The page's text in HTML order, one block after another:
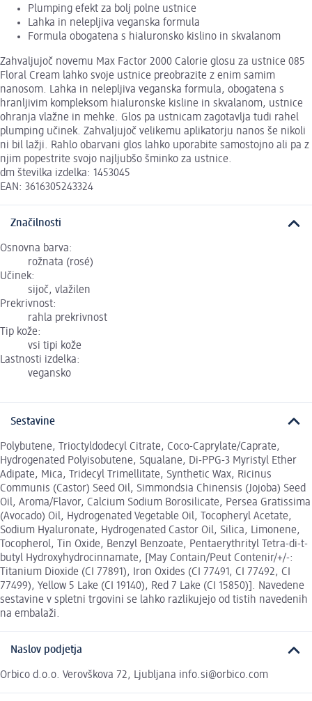
Plumping efekt za bolj polne ustnice
Lahka in nelepljiva veganska formula
Formula obogatena s hialuronsko kislino in skvalanom
Zahvaljujoč novemu Max Factor 2000 Calorie glosu za ustnice 085
Floral Cream lahko svoje ustnice preobrazite z enim samim
nanosom. Lahka in nelepljiva veganska formula, obogatena s
hranljivim kompleksom hialuronske kisline in skvalanom, ustnice
ohranja vlažne in mehke. Glos pa ustnicam zagotavlja tudi rahel
plumping učinek. Zahvaljujoč velikemu aplikatorju nanos še nikoli
ni bil lažji. Rahlo obarvani glos lahko uporabite samostojno ali pa z
njim popestrite svojo najljubšo šminko za ustnice.
dm številka izdelka: 1453045
EAN: 3616305243324
Značilnosti
Osnovna barva:
rožnata (rosé)
Učinek:
sijoč, vlažilen
Prekrivnost:
rahla prekrivnost
Tip kože:
vsi tipi kože
Lastnosti izdelka:
vegansko
Sestavine
Polybutene, Trioctyldodecyl Citrate, Coco-Caprylate/Caprate,
Hydrogenated Polyisobutene, Squalane, Di-PPG-3 Myristyl Ether
Adipate, Mica, Tridecyl Trimellitate, Synthetic Wax, Ricinus
Communis (Castor) Seed Oil, Simmondsia Chinensis (Jojoba) Seed
Oil, Aroma/Flavor, Calcium Sodium Borosilicate, Persea Gratissima
(Avocado) Oil, Hydrogenated Vegetable Oil, Tocopheryl Acetate,
Sodium Hyaluronate, Hydrogenated Castor Oil, Silica, Limonene,
Tocopherol, Tin Oxide, Benzyl Benzoate, Pentaerythrityl Tetra-di-t-
butyl Hydroxyhydrocinnamate, [May Contain/Peut Contenir/+/-:
Titanium Dioxide (CI 77891), Iron Oxides (CI 77491, CI 77492, CI
77499), Yellow 5 Lake (CI 19140), Red 7 Lake (CI 15850)]. Navedene
sestavine v spletni trgovini se lahko razlikujejo od tistih navedenih
na embalaži.
Naslov podjetja
Orbico d.o.o. Verovškova 72, Ljubljana info.si@orbico.com